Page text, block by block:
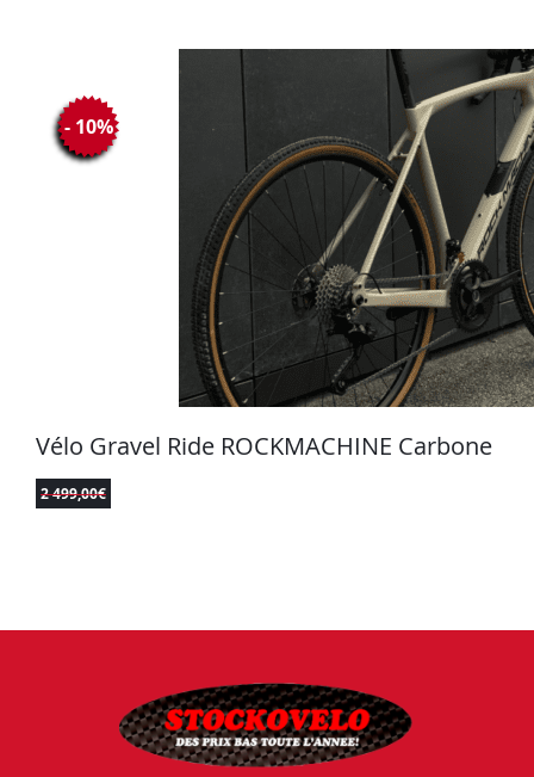
Vélo Gravel Ride ROCKMACHINE Carbone
2 499,00€
- 10%